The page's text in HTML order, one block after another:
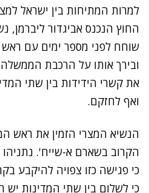
למרות המתיחות בין ישראל
החוץ הנכנס אביגדור ליברמן,
שוחח לפני מספר ימים עם ראש
ובירך אותו על הרכבת
את קשרי הידידות בין שתי
ואף לחזקם.
הנשיא המצרי הזמין את ראש
הקרוב בשארם א-שייח'.
כי פגישה כזו צפויה להיקבע
כי לשלום בין שתי המדינות יש